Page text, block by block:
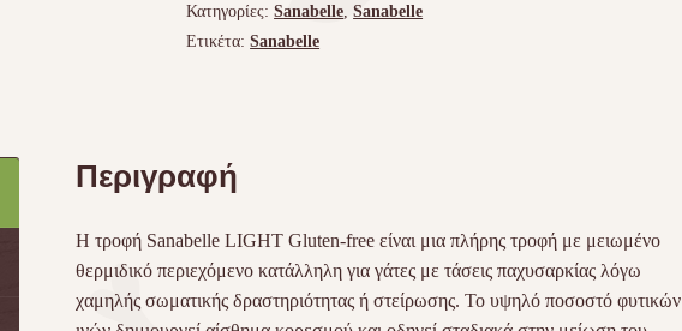
Κατηγορίες:Sanabelle ,Sanabelle
Ετικέτα:Sanabelle
Περιγραφή
Η τροφή Sanabelle LIGHTGluten-free είναι μια πλήρης τροφή με μειωμένο
θερμιδικό περιεχόμενο κατάλληλη για γάτες με τάσεις παχυσαρκίας λόγω
χαμηλής σωματικής δραστηριότητας ή στείρωσης. Το υψηλό ποσοστό φυτικών